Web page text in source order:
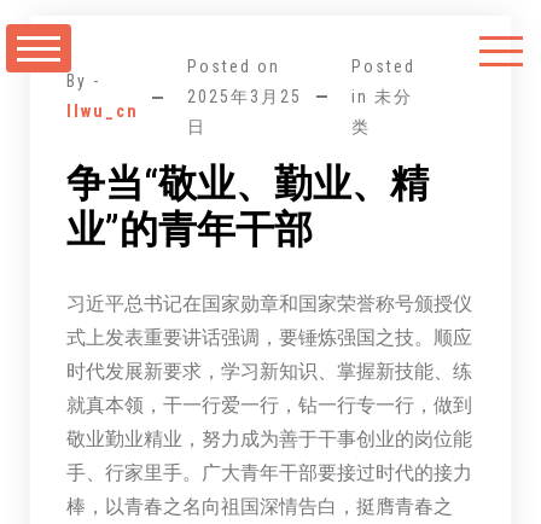
至
By -
llwu_cn
Posted on
2025年3月25
日
Posted
in 未分
类
争当“敬业、勤业、精
业”的青年干部
习近平总书记在国家勋章和国家荣誉称号颁授仪
式上发表重要讲话强调，要锤炼强国之技。顺应
时代发展新要求，学习新知识、掌握新技能、练
就真本领，干一行爱一行，钻一行专一行，做到
敬业勤业精业，努力成为善于干事创业的岗位能
手、行家里手。广大青年干部要接过时代的接力
棒，以青春之名向祖国深情告白，挺膺青春之